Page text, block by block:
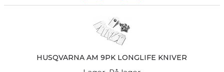
HUSQVARNA AM 9PK LONGLIFE KNIVER